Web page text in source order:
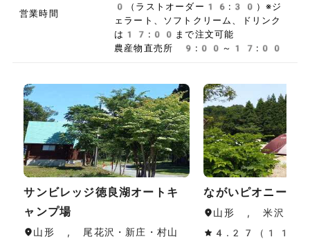
営業時間
0（ラストオーダー16:30）※ジ
ェラート、ソフトクリーム、ドリンク
は17:00まで注文可能
農産物直売所 9:00～17:00
サンビレッジ徳良湖オートキ
ャンプ場
山形 , 尾花沢・新庄・村山
ながいピオニーの
山形 , 米沢・置
4.27（11件の